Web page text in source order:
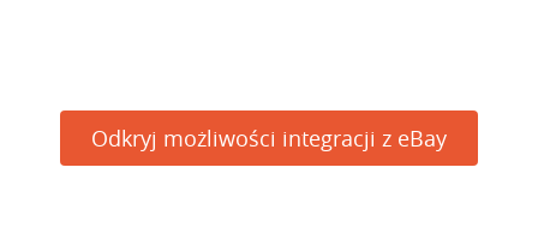
Odkryj możliwości integracji z eBay